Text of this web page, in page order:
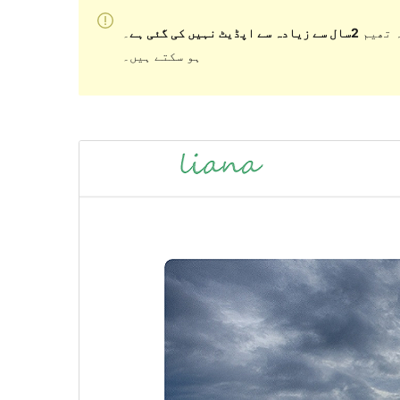
تھیم 2سال سے زیادہ سے اپڈیٹ نہیں کی گئی ہے
ہو سکتے ہیں۔